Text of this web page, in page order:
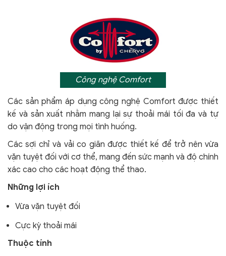
Công nghệ Comfort
Các sản phẩm áp dụng công nghệ Comfortđược thiết
kế và sản xuất nhằm mang lại sự thoải mái tối đa và tự
do vận động trong mọi tình huống.
Các sợi chỉ và vải co giãn được thiết kế để trở nên vừa
vặn tuyệt đối với cơ thể, mang đến sức mạnh và độ chính
xác cao cho các hoạt động thể thao.
Những lợi ích
Vừa vặn tuyệt đối
Cực kỳ thoải mái
Thuộc tính